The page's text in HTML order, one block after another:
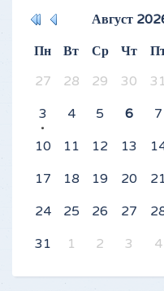
Август
Пн
Вт Ср Чт
27
28 29 30 31
3
4 5 6 7
10
11 12 13
17
18 19 20
24
25 26 27
31
1 2 3 4